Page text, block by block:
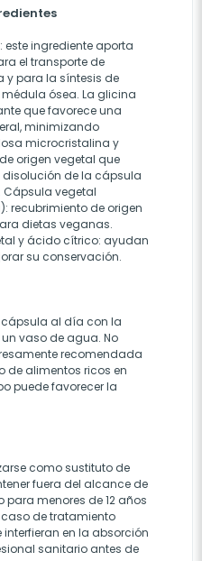
este ingrediente aporta
el transporte de
y para la síntesis de
ósea. La glicina
que favorece una
minimizando
microcristalina y
origen vegetal que
de la cápsula
Cápsula vegetal
recubrimiento de origen
dietas veganas.
y ácido cítrico: ayudan
su conservación.
cápsula al día con la
vaso de agua. No
recomendada
de alimentos ricos en
puede favorecer la
como sustituto de
fuera del alcance de
menores de 12 años
de tratamiento
en la absorción
sanitario antes de